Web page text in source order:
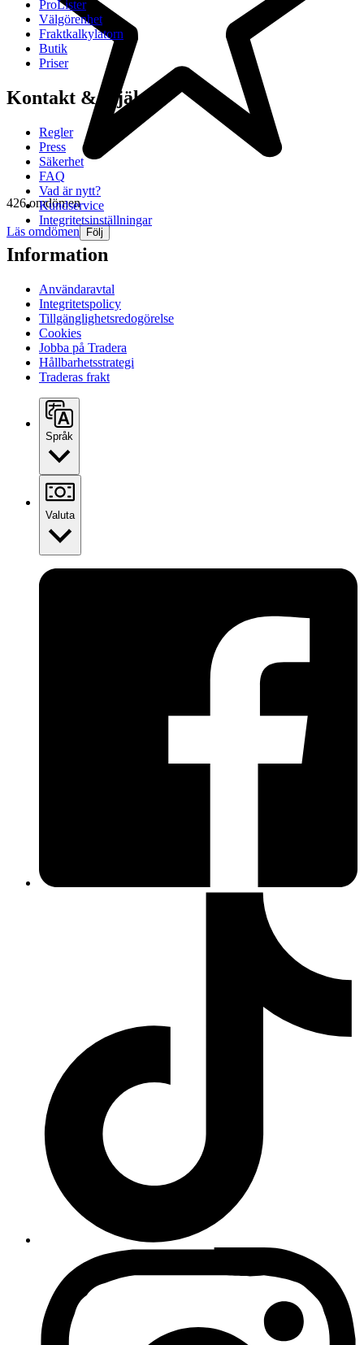
426 omdömen
Läs omdömen Följ
ProLister
Välgörenhet
Fraktkalkylatorn
Butik
Priser
Kontakt & Hjälp
Regler
Press
Säkerhet
FAQ
Vad är nytt?
Kundservice
Integritetsinställningar
Information
Användaravtal
Integritetspolicy
Tillgänglighetsredogörelse
Cookies
Jobba på Tradera
Hållbarhetsstrategi
Traderas frakt
Språk
Valuta